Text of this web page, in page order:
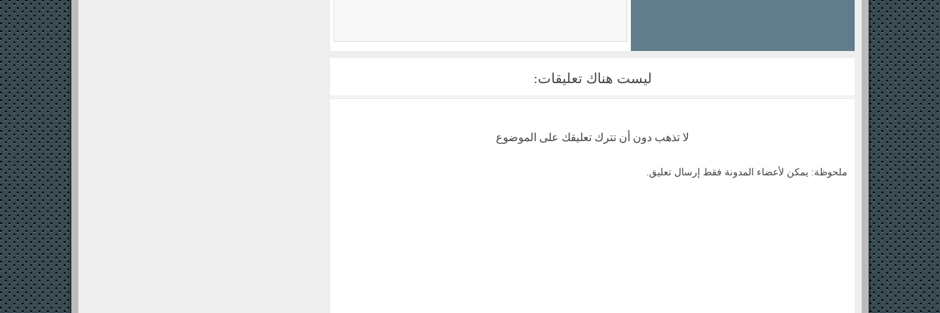
ليست هناك تعليقات:
لا تذهب دون أن تترك تعليقك على الموضوع
ملحوظة: يمكن لأعضاء المدونة فقط إرسال تعليق.